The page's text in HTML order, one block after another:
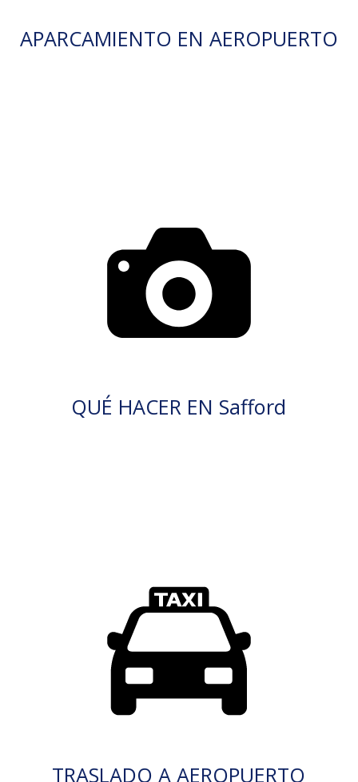
APARCAMIENTO EN AEROPUERTO
QUÉ HACER EN Safford
TRASLADO A AEROPUERTO